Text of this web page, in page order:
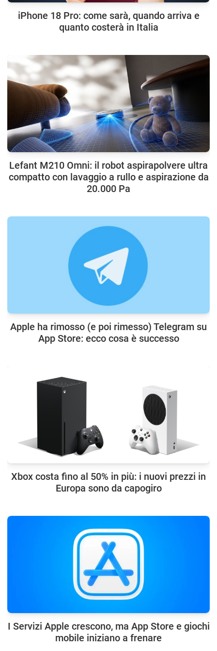
iPhone 18 Pro: come sarà, quando arriva e
quanto costerà in Italia
Lefant M210 Omni: il robot aspirapolvere ultra
compatto con lavaggio a rullo e aspirazione da
20.000 Pa
Apple ha rimosso (e poi rimesso) Telegram su
App Store: ecco cosa è successo
Xbox costa fino al 50% in più: i nuovi prezzi in
Europa sono da capogiro
I Servizi Apple crescono, ma App Store e giochi
mobile iniziano a frenare